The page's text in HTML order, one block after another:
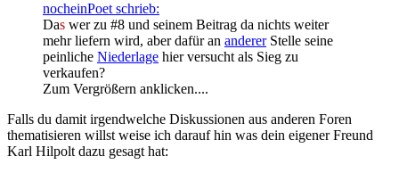
nocheinPoet schrieb:
Das wer zu #8 und seinem Beitrag da nichts weiter
mehr liefern wird, aber dafür an andererStelle seine
peinliche Niederlage hier versucht als Sieg zu
verkaufen?
Zum Vergrößern anklicken....
Falls du damit irgendwelche Diskussionen aus anderen Foren
thematisieren willst weise ich darauf hin was dein eigener Freund
Karl Hilpolt dazu gesagt hat: